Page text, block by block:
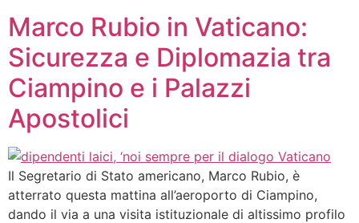
Marco Rubio in Vaticano:
Sicurezza e Diplomazia tra
Ciampino e i Palazzi
Apostolici
Il Segretario di Stato americano, Marco Rubio, è
atterrato questa mattina all’aeroporto di Ciampino,
dando il via a una visita istituzionale di altissimo profilo